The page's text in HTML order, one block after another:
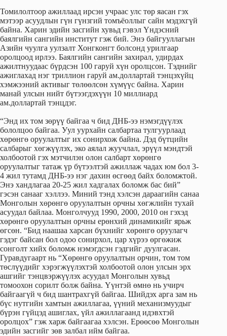
Томилолтоор ажиллаад ирсэн учраас улс төр яасан гэх
мэтээр асуудлын гүн гүнзгий томъёоллыг сайн мэдэхгүй
байна. Харин эдийн засгийн хувьд гэвэл Үндэсний
баялгийн сангийн институт гэж бий. Энэ байгууллагын
Азийн чуулга уулзалт Хонгконгт болсонд урилгаар
оролцоод ирлээ. Баялгийн сангийн захирал, удирдах
ажилтнуудаас бүрдсэн 100 гаруй хүн оролцсон. Тэднийг
ажиглахад нэг триллион гаруй ам.доллартай тэнцэхүйц
хэмжээний активыг төлөөлсөн хүмүүс байна. Харин
манай улсын нийт бүтээгдэхүүн 10 миллиард
ам.доллартай тэнцдэг.
“Энд их том зөрүү байгаа ч бид ДНБ-ээ нэмэгдүүлэх
бололцоо байгаа. Уул уурхайн салбартаа тулгуурлаад
хөрөнгө оруулалтыг их сонирхож байна. Дэд бүтцийн
салбарыг хөгжүүлэх, эко аялал жуучлал, эрүүл мэндтэй
холбоотой гэх мэтчилэн олон салбарт хөрөнгө
оруулалтыг татаж үр бүтээлтэй ажиллаж чадах юм бол 3-
4 жил тутамд ДНБ-ээ нэг дахин өсгөөд байх боломжтой.
Энэ хандлагаа 20-25 жил хадгалах боломж бас бий”
гэсэн санааг хэллээ. Миний тэнд хэлсэн дараагийн санаа
Монголын хөрөнгө оруулалтын орчны хөгжлийн тухай
асуудал байлаа. Монголчууд 1990, 2000, 2010 он гэхэд
хөрөнгө оруулалтын орчны ерөнхий динамикийг ярьж
өгсөн. “Бид наашаа харсан бүхнийг хөрөнгө оруулагч
гэдэг байсан бол одоо сонирхол, цар хүрээ өргөжиж
сонголт хийх боломж нэмэгдсэн гэдгийг дуулгасан.
Гуравдугаарт нь “Хөрөнгө оруулалтын орчин, том том
төслүүдийг хэрэгжүүлэхтэй холбоотой олон улсын эрх
ашгийг тэнцвэржүүлэх асуудал Монголын хувьд
томоохон сорилт болж байна. Үүнтэй өмнө нь учирч
байгаагүй ч бид шантрахгүй байгаа. Шийдэх арга зам нь
бүс нутгийн хамтын ажиллагаа, үүний механизмуудыг
бүрэн гүйцэд ашиглах, үйл ажиллагаанд идэвхтэй
оролцох” гэж харж байгаагаа хэлсэн. Ерөөсөө Монголын
эдийн засгийг зөв залбал ийм байгаа.